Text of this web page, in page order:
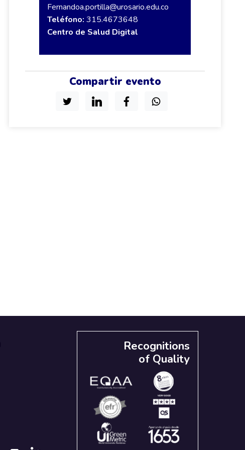
Fernandoa.portilla@urosario.edu.co
Teléfono: 315.4673648
Centro de Salud Digital
Compartir evento
Recognitions
of Quality